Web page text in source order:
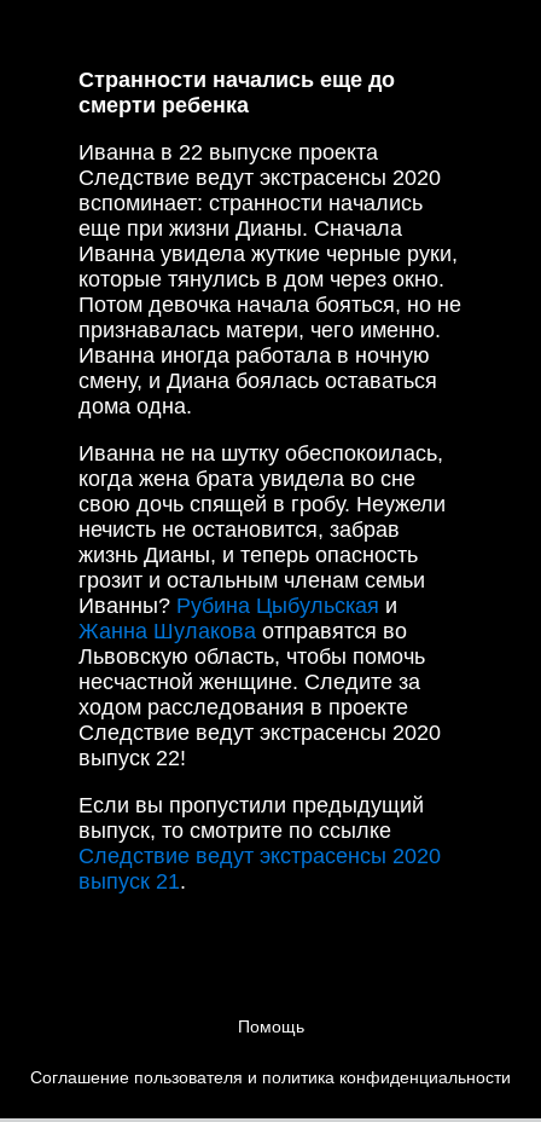
Странности начались еще до
смерти ребенка
Иванна в 22 выпуске проекта
Следствие ведут экстрасенсы 2020
вспоминает: странности начались
еще при жизни Дианы. Сначала
Иванна увидела жуткие черные руки,
которые тянулись в дом через окно.
Потом девочка начала бояться, но не
признавалась матери, чего именно.
Иванна иногда работала в ночную
смену, и Диана боялась оставаться
дома одна.
Иванна не на шутку обеспокоилась,
когда жена брата увидела во сне
свою дочь спящей в гробу. Неужели
нечисть не остановится, забрав
жизнь Дианы, и теперь опасность
грозит и остальным членам семьи
Иванны? Рубина Цыбульская и
Жанна Шулакова отправятся во
Львовскую область, чтобы помочь
несчастной женщине. Следите за
ходом расследования в проекте
Следствие ведут экстрасенсы 2020
выпуск 22!
Если вы пропустили предыдущий
выпуск, то смотрите по ссылке
Следствие ведут экстрасенсы 2020
выпуск 21.
Помощь
Соглашение пользователя и политика конфиденциальности